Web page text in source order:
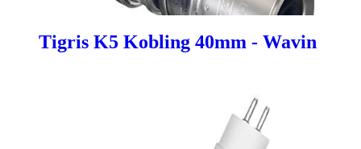
Tigris K5 Kobling 40mm - Wavin